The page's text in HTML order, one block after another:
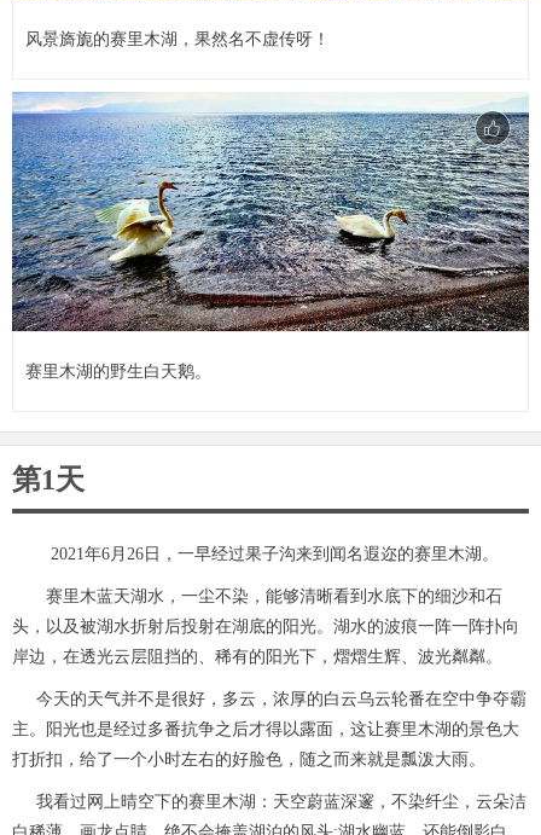
风景旖旎的赛里木湖，果然名不虚传呀！
赛里木湖的野生白天鹅。
第1天
2021年6月26日，一早经过果子沟来到闻名遐迩的赛里木湖。
赛里木蓝天湖水，一尘不染，能够清晰看到水底下的细沙和石
头，以及被湖水折射后投射在湖底的阳光。湖水的波痕一阵一阵扑向
岸边，在透光云层阻挡的、稀有的阳光下，熠熠生辉、波光粼粼。
今天的天气并不是很好，多云，浓厚的白云乌云轮番在空中争夺霸
主。阳光也是经过多番抗争之后才得以露面，这让赛里木湖的景色大
打折扣，给了一个小时左右的好脸色，随之而来就是瓢泼大雨。
我看过网上晴空下的赛里木湖：天空蔚蓝深邃，不染纤尘，云朵洁